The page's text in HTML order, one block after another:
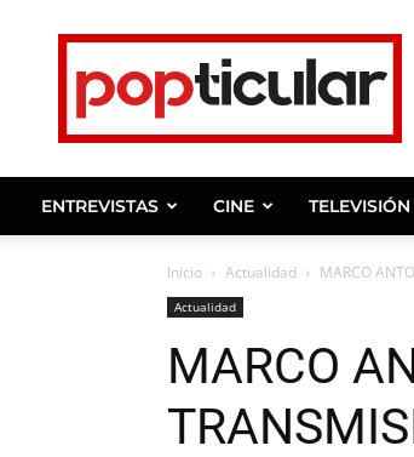
Noticias
de
y
celebridades.
ENTREVISTAS CINE TELEVISIÓN
Inicio Actualidad MARCO
Actualidad
MARCO